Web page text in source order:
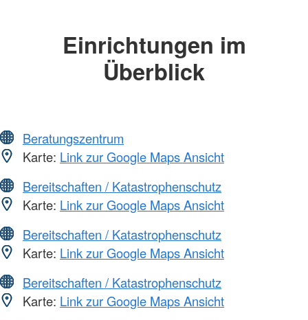
Einrichtungen im
Überblick
Beratungszentrum
Karte: Link zur Google Maps Ansicht
Bereitschaften / Katastrophenschutz
Karte: Link zur Google Maps Ansicht
Bereitschaften / Katastrophenschutz
Karte: Link zur Google Maps Ansicht
Bereitschaften / Katastrophenschutz
Karte: Link zur Google Maps Ansicht